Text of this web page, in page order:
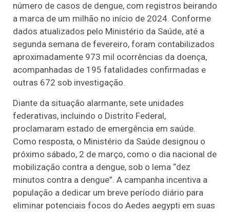
número de casos de dengue, com registros beirando
a marca de um milhão no início de 2024. Conforme
dados atualizados pelo Ministério da Saúde, até a
segunda semana de fevereiro, foram contabilizados
aproximadamente 973 mil ocorrências da doença,
acompanhadas de 195 fatalidades confirmadas e
outras 672 sob investigação.
Diante da situação alarmante, sete unidades
federativas, incluindo o Distrito Federal,
proclamaram estado de emergência em saúde.
Como resposta, o Ministério da Saúde designou o
próximo sábado, 2 de março, como o dia nacional de
mobilização contra a dengue, sob o lema “dez
minutos contra a dengue”. A campanha incentiva a
população a dedicar um breve período diário para
eliminar potenciais focos do Aedes aegypti em suas